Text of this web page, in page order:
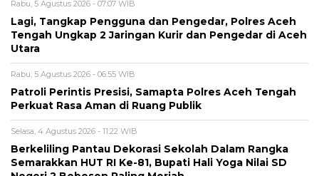
Rabu, 5 Agustus 2026 - 07:07 WIB
Lagi, Tangkap Pengguna dan Pengedar, Polres Aceh
Tengah Ungkap 2 Jaringan Kurir dan Pengedar di Aceh
Utara
Rabu, 5 Agustus 2026 - 06:55 WIB
Patroli Perintis Presisi, Samapta Polres Aceh Tengah
Perkuat Rasa Aman di Ruang Publik
Selasa, 4 Agustus 2026 - 11:22 WIB
Berkeliling Pantau Dekorasi Sekolah Dalam Rangka
Semarakkan HUT RI Ke-81, Bupati Hali Yoga Nilai SD